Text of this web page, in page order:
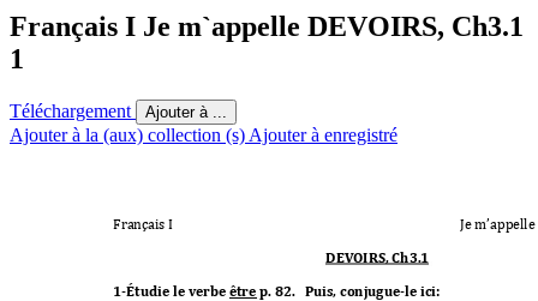
Français I Je m`appelle DEVOIRS, Ch3.1
1
Téléchargement Ajouter à ...
Ajouter à la (aux) collection (s) Ajouter à enregistré
Français I Je m’appelle
DEVOIRS, Ch3.1
1-Étudie le verbe être p. 82.   Puis, conjugue-le ici: